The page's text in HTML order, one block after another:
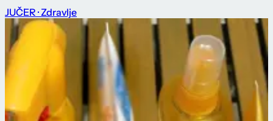
JUČER · Zdravlje